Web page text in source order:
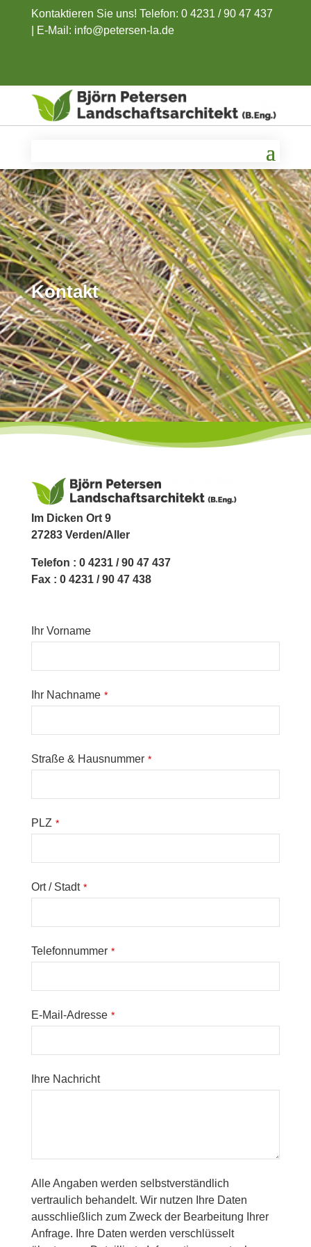
Kontaktieren Sie uns! Telefon: 0 4231 / 90 47 437
E-Mail: info@petersen-la.de
Kontakt
Im Dicken Ort 9
27283 Verden/Aller
Telefon : 0 4231 / 90 47 437
Fax : 0 4231 / 90 47 438
Ihr Vorname
Ihr Nachname *
Straße & Hausnummer *
PLZ *
Ort / Stadt *
Telefonnummer *
E-Mail-Adresse *
Ihre Nachricht
Alle Angaben werden selbstverständlich
vertraulich behandelt. Wir nutzen Ihre Daten
ausschließlich zum Zweck der Bearbeitung Ihrer
Anfrage. Ihre Daten werden verschlüsselt